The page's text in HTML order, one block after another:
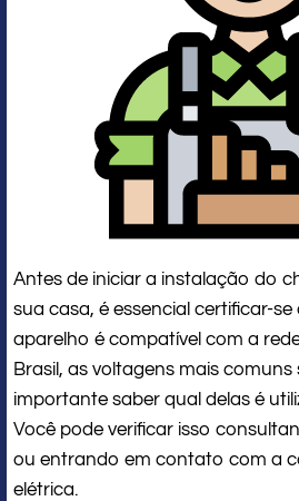
Antes de iniciar a instalação do
sua casa, é essencial certificar-
aparelho é compatível com a
Brasil, as voltagens mais comuns
importante saber qual delas é
Você pode verificar isso
ou entrando em contato com a
elétrica.